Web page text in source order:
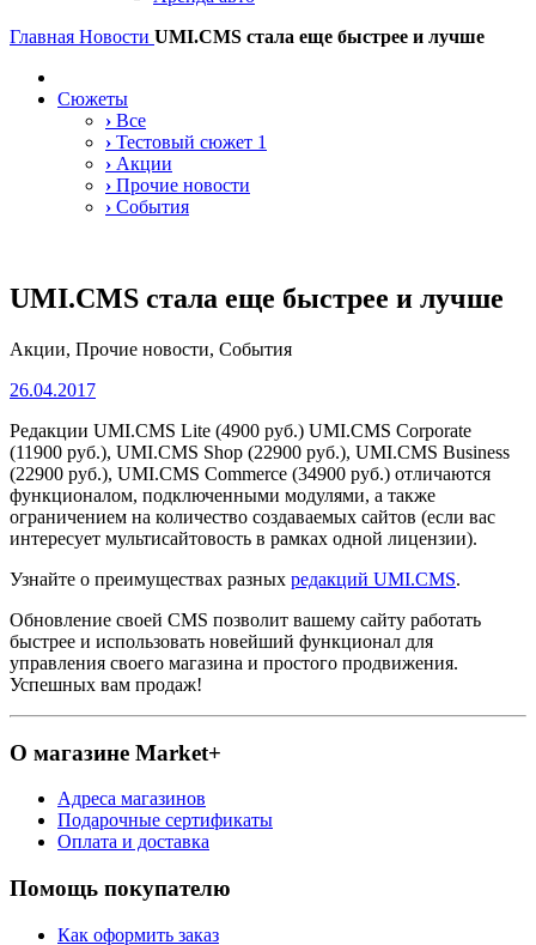
Главная Новости UMI.CMS стала еще быстрее и лучше
Сюжеты
› Все
› Тестовый сюжет 1
› Акции
› Прочие новости
› События
UMI.CMS стала еще быстрее и лучше
Акции, Прочие новости, События
26.04.2017
Редакции UMI.CMS Lite (4900 руб.) UMI.CMS Corporate
(11900 руб.), UMI.CMS Shop (22900 руб.), UMI.CMS Business
(22900 руб.), UMI.CMS Commerce (34900 руб.) отличаются
функционалом, подключенными модулями, а также
ограничением на количество создаваемых сайтов (если вас
интересует мультисайтовость в рамках одной лицензии).
Узнайте о преимуществах разных редакций UMI.CMS.
Обновление своей CMS позволит вашему сайту работать
быстрее и использовать новейший функционал для
управления своего магазина и простого продвижения.
Успешных вам продаж!
О магазине Market+
Адреса магазинов
Подарочные сертификаты
Оплата и доставка
Помощь покупателю
Как оформить заказ